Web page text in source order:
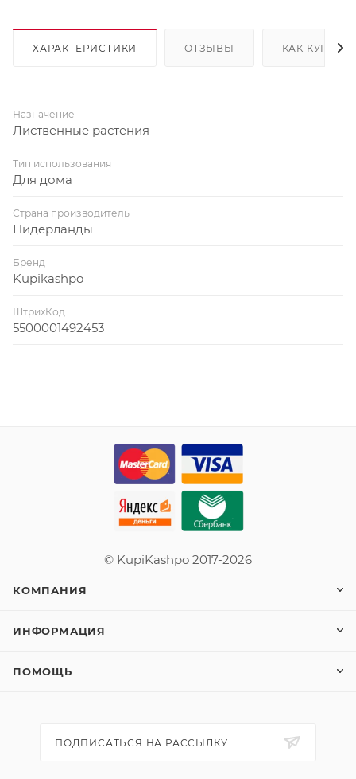
ХАРАКТЕРИСТИКИ ОТЗЫВЫ КАК КУПИТЬ
Назначение
Лиственные растения
Тип использования
Для дома
Страна производитель
Нидерланды
Бренд
Kupikashpo
ШтрихКод
5500001492453
© KupiKashpo 2017-2026
КОМПАНИЯ
ИНФОРМАЦИЯ
ПОМОЩЬ
ПОДПИСАТЬСЯ НА РАССЫЛКУ